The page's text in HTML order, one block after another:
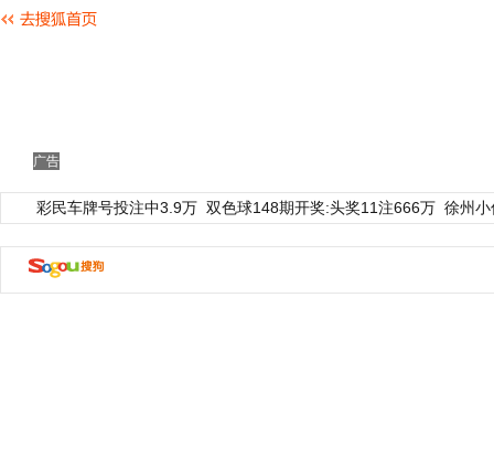
广告
彩民车牌号投注中3.9万 双色球148期开奖:头奖11注666万 徐州